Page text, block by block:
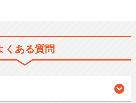
くある質問